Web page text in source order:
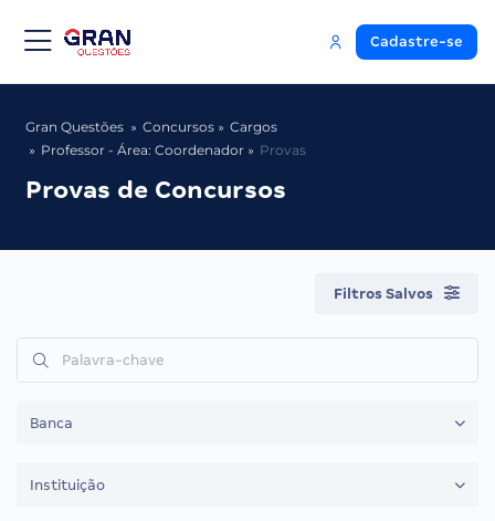
Cadastre-se
Gran Questões Concursos
Cargos
Professor - Área: Coordenador
Provas
Provas de Concursos
Filtros Salvos
Banca
Instituição